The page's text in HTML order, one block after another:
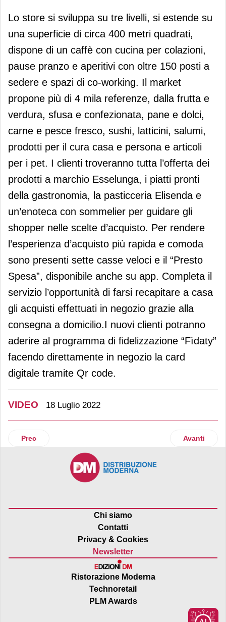
Lo store si sviluppa su tre livelli, si estende su
una superficie di circa 400 metri quadrati,
dispone di un caffè con cucina per colazioni,
pause pranzo e aperitivi con oltre 150 posti a
sedere e spazi di co-working. Il market
propone più di 4 mila referenze, dalla frutta e
verdura, sfusa e confezionata, pane e dolci,
carne e pesce fresco, sushi, latticini, salumi,
prodotti per il cura casa e persona e articoli
per i pet. I clienti troveranno tutta l’offerta dei
prodotti a marchio Esselunga, i piatti pronti
della gastronomia, la pasticceria Elisenda e
un’enoteca con sommelier per guidare gli
shopper nelle scelte d’acquisto. Per rendere
l’esperienza d’acquisto più rapida e comoda
sono presenti sette casse veloci e il “Presto
Spesa”, disponibile anche su app. Completa il
servizio l’opportunità di farsi recapitare a casa
gli acquisti effettuati in negozio grazie alla
consegna a domicilio.I nuovi clienti potranno
aderire al programma di fidelizzazione “Fìdaty”
facendo direttamente in negozio la card
digitale tramite Qr code.
VIDEO 18 Luglio 2022
Articolo precedente: Graffione (Consorzio Coralis):
Prec Articolo
Avanti
Chi siamo
Contatti
Privacy & Cookies
Newsletter
Ristorazione Moderna
Technoretail
PLM Awards